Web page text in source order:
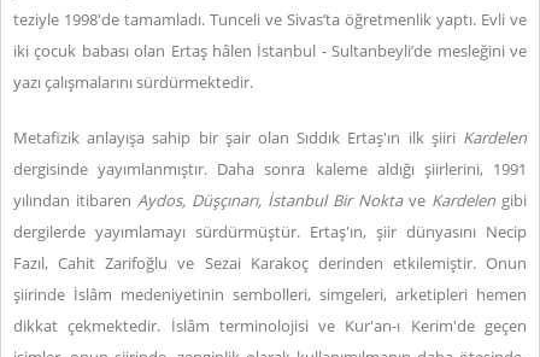
teziyle 1998'de tamamladı. Tunceli ve Sivas’ta öğretmenlik yaptı. Evli ve
iki çocuk babası olan Ertaş hâlen İstanbul - Sultanbeyli’de mesleğini ve
yazı çalışmalarını sürdürmektedir.
Metafizik anlayışa sahip bir şair olan Sıddık Ertaş'ın ilk şiiri Kardelen
dergisinde yayımlanmıştır. Daha sonra kaleme aldığı şiirlerini, 1991
yılından itibaren Aydos, Düşçınarı, İstanbul Bir Nokta ve Kardelen gibi
dergilerde yayımlamayı sürdürmüştür. Ertaş'ın, şiir dünyasını Necip
Fazıl, Cahit Zarifoğlu ve Sezai Karakoç derinden etkilemiştir. Onun
şiirinde İslâm medeniyetinin sembolleri, simgeleri, arketipleri hemen
dikkat çekmektedir. İslâm terminolojisi ve Kur'an-ı Kerim'de geçen